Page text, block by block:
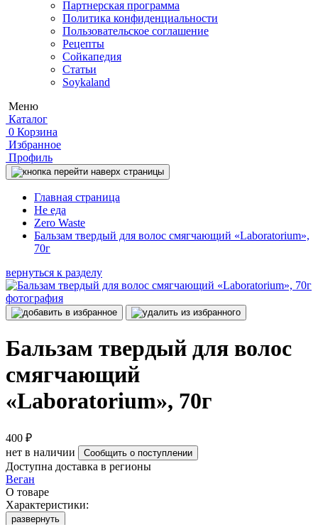
Партнерская программа
Политика конфиденциальности
Пользовательское соглашение
Рецепты
Сойкапедия
Статьи
Soykaland
Меню
Каталог
0 Корзина
Избранное
Профиль
Главная страница
Не еда
Zero Waste
Бальзам твердый для волос смягчающий «Laboratorium»,
70г
вернуться к разделу
Бальзам твердый для волос
смягчающий
«Laboratorium», 70г
400 ₽
нет в наличии
Сообщить о поступлении
Доступна доставка в регионы
Веган
О товаре
Характеристики:
развернуть